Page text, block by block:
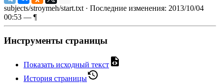
subjects/stroymeh/start.txt · Последние изменения: 2013/10/04
00:53 — ¶
Инструменты страницы
Показать исходный текст
История страницы